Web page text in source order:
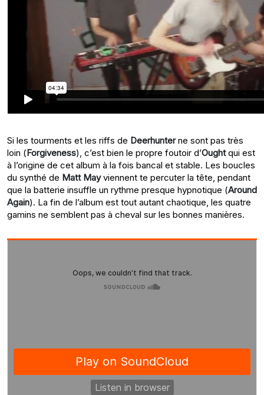
Si les tourments et les riffs de Deerhunterne sont pas très
loin (Forgiveness), c’est bien le propre foutoir d’Oughtqui est
à l’origine de cet album à la fois bancal et stable. Les boucles
du synthé de Matt Mayviennent te percuter la tête, pendant
que la batterie insuffle un rythme presque hypnotique (Around
Again). La fin de l’album est tout autant chaotique, les quatre
gamins ne semblent pas à cheval sur les bonnes manières.